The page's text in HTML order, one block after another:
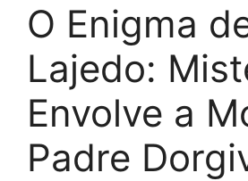
O Enigma
Lajedo:
Envolve a
Padre